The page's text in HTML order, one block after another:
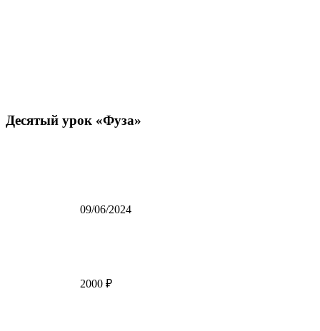
Десятый урок «Фуза»
09/06/2024
2000 ₽